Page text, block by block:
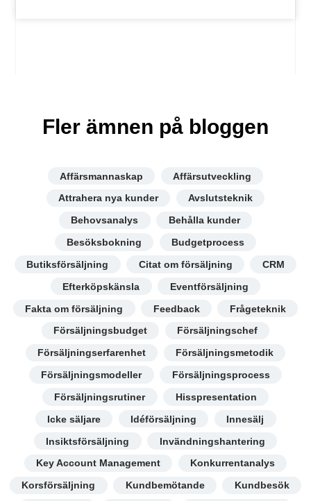
Fler ämnen på bloggen
Affärsmannaskap
Affärsutveckling
Attrahera nya kunder
Avslutsteknik
Behovsanalys
Behålla kunder
Besöksbokning
Budgetprocess
Butiksförsäljning
Citat om försäljning
CRM
Efterköpskänsla
Eventförsäljning
Fakta om försäljning
Feedback
Frågeteknik
Försäljningsbudget
Försäljningschef
Försäljningserfarenhet
Försäljningsmetodik
Försäljningsmodeller
Försäljningsprocess
Försäljningsrutiner
Hisspresentation
Icke säljare
Idéförsäljning
Innesälj
Insiktsförsäljning
Invändningshantering
Key Account Management
Konkurrentanalys
Korsförsäljning
Kundbemötande
Kundbesök